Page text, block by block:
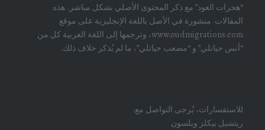
“هجرات العود” مع ذكر المحتوى الأصلي بشكل مباشر. هذه
المقالات منشورة في الأصل باللغة الإنجليزية على موقع
www.oudmigrations.com، وترجمها إلى اللغة العربية كل من
“أنس حياتلي” و “مصعب حياتلي”، ما لم يُذكر خلاف ذلك.
للاستفسارات، يُرجى التواصل مع:
ريتشيل بيكلز ويلسون